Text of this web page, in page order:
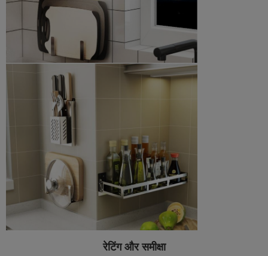
रेटिंग और समीक्षा